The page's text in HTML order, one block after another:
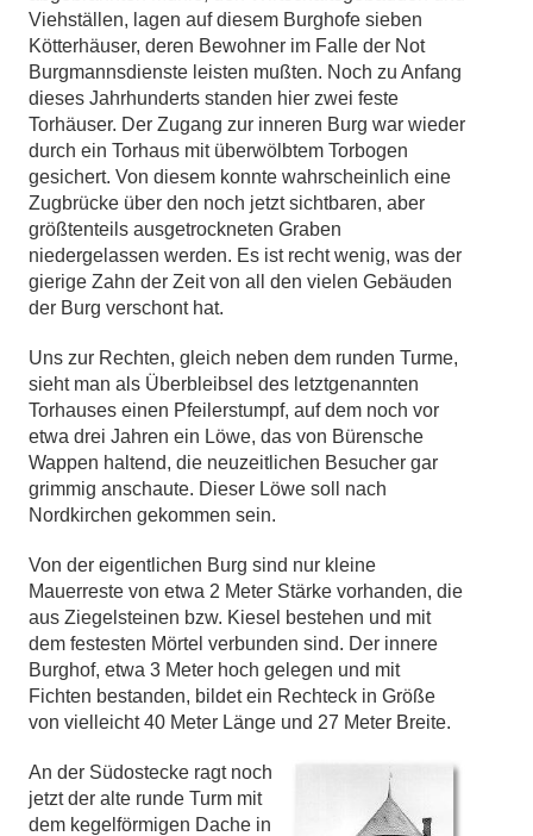
Viehställen, lagen auf diesem Burghofe sieben
Kötterhäuser, deren Bewohner im Falle der Not
Burgmannsdienste leisten mußten. Noch zu Anfang
dieses Jahrhunderts standen hier zwei feste
Torhäuser. Der Zugang zur inneren Burg war wieder
durch ein Torhaus mit überwölbtem Torbogen
gesichert. Von diesem konnte wahrscheinlich eine
Zugbrücke über den noch jetzt sichtbaren, aber
größtenteils ausgetrockneten Graben
niedergelassen werden. Es ist recht wenig, was der
gierige Zahn der Zeit von all den vielen Gebäuden
der Burg verschont hat.
Uns zur Rechten, gleich neben dem runden Turme,
sieht man als Überbleibsel des letztgenannten
Torhauses einen Pfeilerstumpf, auf dem noch vor
etwa drei Jahren ein Löwe, das von Bürensche
Wappen haltend, die neuzeitlichen Besucher gar
grimmig anschaute. Dieser Löwe soll nach
Nordkirchen gekommen sein.
Von der eigentlichen Burg sind nur kleine
Mauerreste von etwa 2 Meter Stärke vorhanden, die
aus Ziegelsteinen bzw. Kiesel bestehen und mit
dem festesten Mörtel verbunden sind. Der innere
Burghof, etwa 3 Meter hoch gelegen und mit
Fichten bestanden, bildet ein Rechteck in Größe
von vielleicht 40 Meter Länge und 27 Meter Breite.
An der Südostecke ragt noch
jetzt der alte runde Turm mit
dem kegelförmigen Dache in